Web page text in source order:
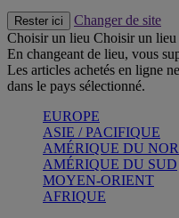
Rester ici
Changer de site
Choisir un lieu Choisir un lieu
En changeant de lieu, vous
Les articles achetés en ligne
dans le pays sélectionné.
EUROPE
ASIE / PACIFIQUE
AMÉRIQUE DU
AMÉRIQUE DU SUD
MOYEN-ORIENT
AFRIQUE